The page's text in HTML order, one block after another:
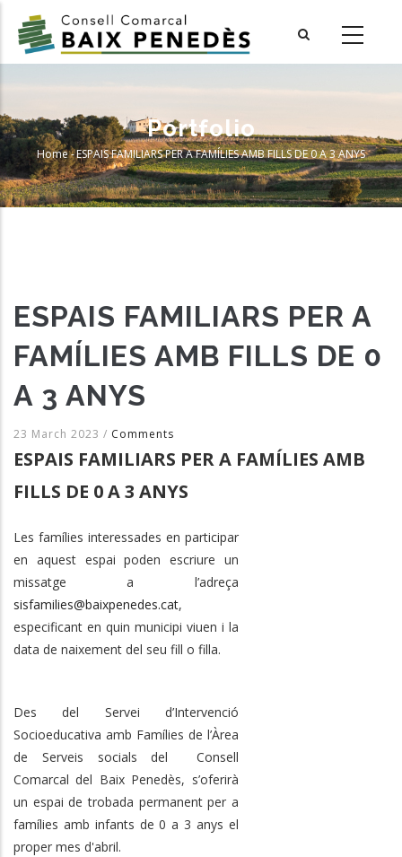
main
Portfolio
Breadcrumb
Home-ESPAIS FAMILIARS PER A FAMÍLIES AMB FILLS DE 0 A 3 ANYS
ESPAIS FAMILIARS PER A
FAMÍLIES AMB FILLS DE 0
A 3 ANYS
23 March 2023 / Comments
ESPAIS FAMILIARS PER A FAMÍLIES AMB
FILLS DE 0 A 3 ANYS
Les famílies interessades en participar
en aquest espai poden escriure un
missatge a l’adreça
sisfamilies@baixpenedes.cat,
especificant en quin municipi viuen i la
data de naixement del seu fill o filla.
Des del Servei d’Intervenció
Socioeducativa amb Famílies de l’Àrea
de Serveis socials del Consell
Comarcal del Baix Penedès, s’oferirà
un espai de trobada permanent per a
famílies amb infants de 0 a 3 anys el
proper mes d'abril.